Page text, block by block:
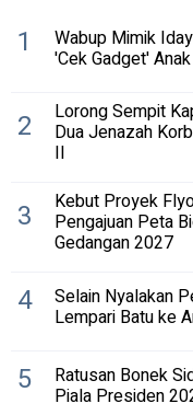
1 Wabup Mimik
'Cek Gadget'
2 Lorong Sempit
Dua Jenazah
II
3 Kebut Proyek
Pengajuan Peta
Gedangan 2027
4 Selain Nyalakan
Lempari Batu ke
5 Ratusan Bonek
Piala Presiden